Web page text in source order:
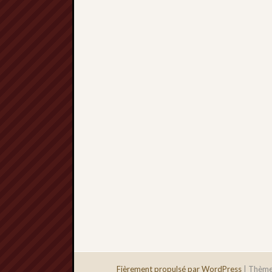
Fièrement propulsé par WordPress